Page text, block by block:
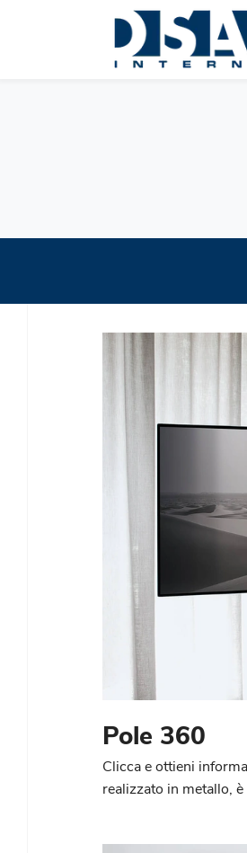
Pole 360
Clicca e ottieni
realizzato in metallo,